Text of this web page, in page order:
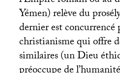
Yémen) relève du
dernier est concurrencé
christianisme qui offre
similaires (un Dieu